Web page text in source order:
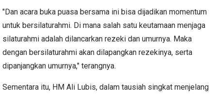
"Dan acara buka puasa bersama ini bisa dijadikan momentum
untuk bersilaturahmi. Di mana salah satu keutamaan menjaga
silaturahmi adalah dilancarkan rezeki dan umurnya. Maka
dengan bersilaturahmi akan dilapangkan rezekinya, serta
dipanjangkan umurnya," terangnya.
Sementara itu, HM Ali Lubis, dalam tausiah singkat menjelang